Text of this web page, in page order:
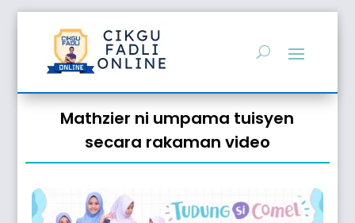
Mathzier ni umpama tuisyen
secara rakaman video